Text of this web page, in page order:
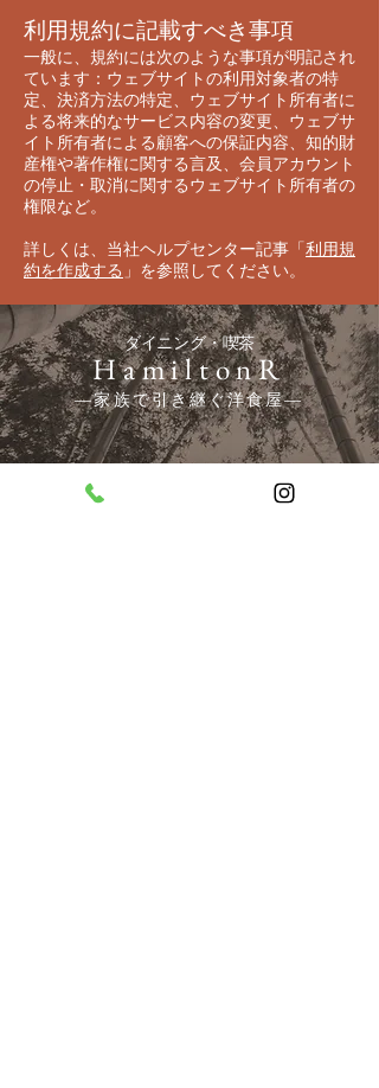
利用規約に記載すべき事項
一般に、規約には次のような事項が明記され
ています：ウェブサイトの利用対象者の特
定、決済方法の特定、ウェブサイト所有者に
よる将来的なサービス内容の変更、ウェブサ
イト所有者による顧客への保証内容、知的財
産権や著作権に関する言及、会員アカウント
の停止・取消に関するウェブサイト所有者の
権限など。
詳しくは、当社ヘルプセンター記事「利用規
約を作成する 」を参照してください。
ダイニング・喫茶
HamiltonR
​―家族で引き継ぐ洋食屋―
〒278-0027 千葉県野田市みずき1-16-2